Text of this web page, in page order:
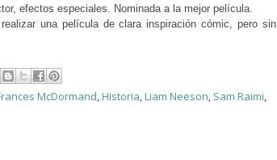
efectos especiales. Nominada a la mejor película.
una película de clara inspiración cómic, pero sin
McDormand,Historia,Liam Neeson, Sam Raimi,